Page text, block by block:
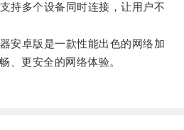
多个设备同时连接，让用户不
卓版是一款性能出色的网络加
、更安全的网络体验。